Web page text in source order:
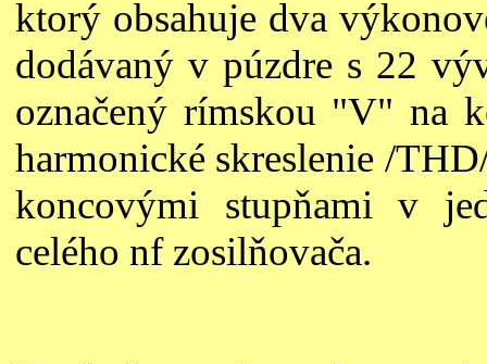
ktorý obsahuje dva
dodávaný v púzdre s 22
označený rímskou "V" na
harmonické skreslenie /
koncovými stupňami v
celého nf zosilňovača.